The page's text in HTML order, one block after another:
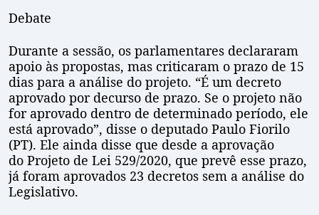
Debate
Durante a sessão, os parlamentares declararam
apoio às propostas, mas criticaram o prazo de 15
dias para a análise do projeto. “É um decreto
aprovado por decurso de prazo. Se o projeto não
for aprovado dentro de determinado período, ele
está aprovado”, disse o deputado Paulo Fiorilo
(PT). Ele ainda disse que desde a aprovação
do Projeto de Lei 529/2020, que prevê esse prazo,
já foram aprovados 23 decretos sem a análise do
Legislativo.